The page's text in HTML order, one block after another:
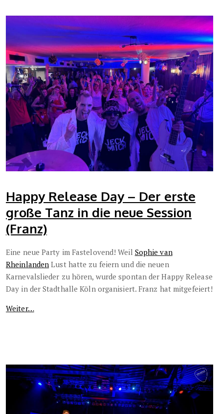
Happy Release Day – Der erste
große Tanz in die neue Session
(Franz)
Eine neue Party im Fastelovend! Weil Sophie van
Rheinlanden Lust hatte zu feiern und die neuen
Karnevalslieder zu hören, wurde spontan der Happy Release
Day in der Stadthalle Köln organisiert. Franz hat mitgefeiert!
Weiter…